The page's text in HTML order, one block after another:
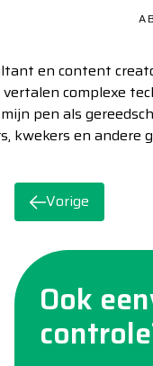
en content
complexe
pen als
kwekers en
Vorige
Ook